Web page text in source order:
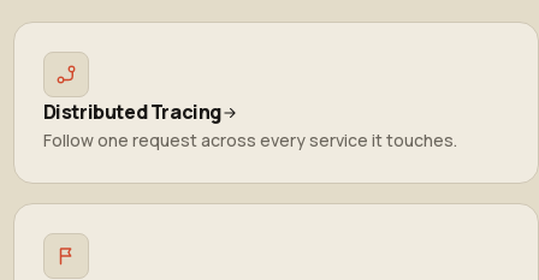
Distributed Tracing
Follow one request across every service it touches.